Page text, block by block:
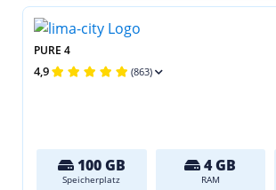
PURE 4
4,9 (863)
100 GB
Speicherplatz
4 GB
RAM